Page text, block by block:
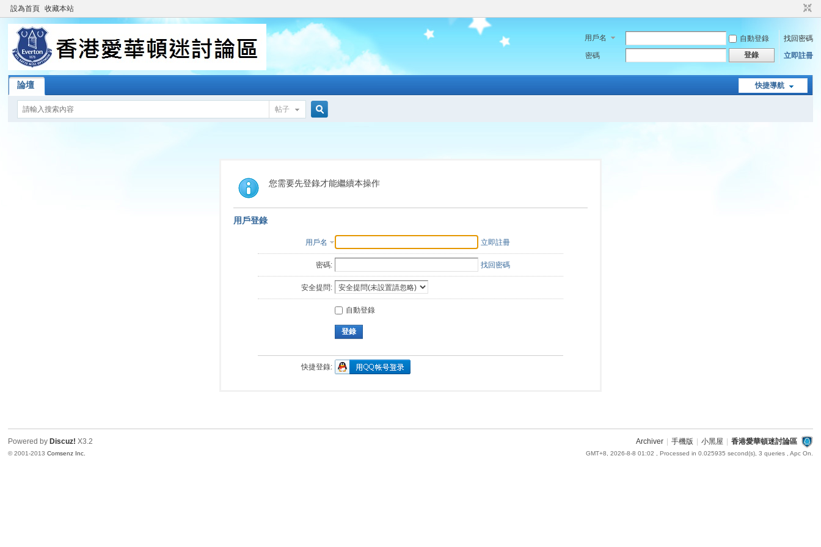
設為首頁 收藏本站
用戶名 自動登錄
找回密碼
密碼
登錄 立即註冊
快捷導航
論壇
帖子
索
您需要先登錄才能繼續本操作
用戶登錄
用戶名 立即註冊
密碼: 找回密碼
安全提問:
自動登錄
登錄
快捷登錄:
Archiver 手機版 小黑屋 香港愛華頓迷討論區
GMT+8, 2026-8-8 01:02 , Processed in 0.025935 second(s), 3 queries , Apc On.
Powered by Discuz! X3.2
© 2001-2013Comsenz Inc.